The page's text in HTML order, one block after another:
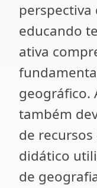
educando
ativa
geográfico.
também
de
didático
de